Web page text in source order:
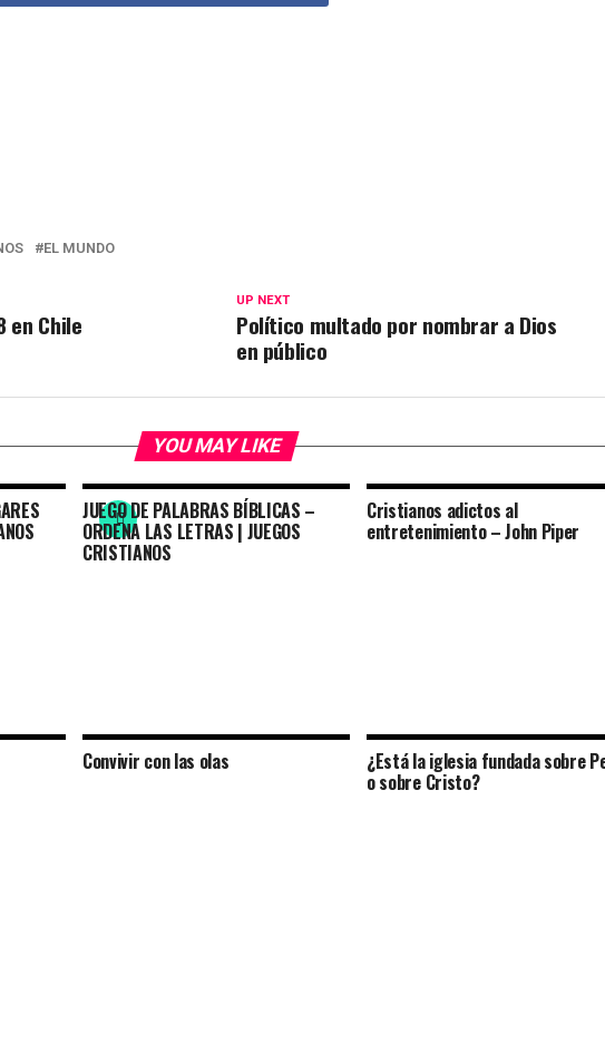
EL MUNDO
UP NEXT
Político multado por nombrar a Dios
en público
en Chile
YOU MAY LIKE
JUEGO DE PALABRAS BÍBLICAS –
ORDENA LAS LETRAS | JUEGOS
CRISTIANOS
Cristianos adictos al
entretenimiento – John Piper
Convivir con las olas ¿Está la iglesia fundada sobre
o sobre Cristo?